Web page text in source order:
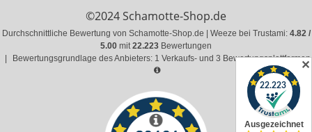
©2024 Schamotte-Shop.de
Durchschnittliche Bewertung von Schamotte-Shop.de | Weeze bei Trustami: 4.82 /
5.00 mit22.223 Bewertungen
Bewertungsgrundlage des Anbieters: 1 Verkaufs- und 3 Bewertungsplattformen
✕